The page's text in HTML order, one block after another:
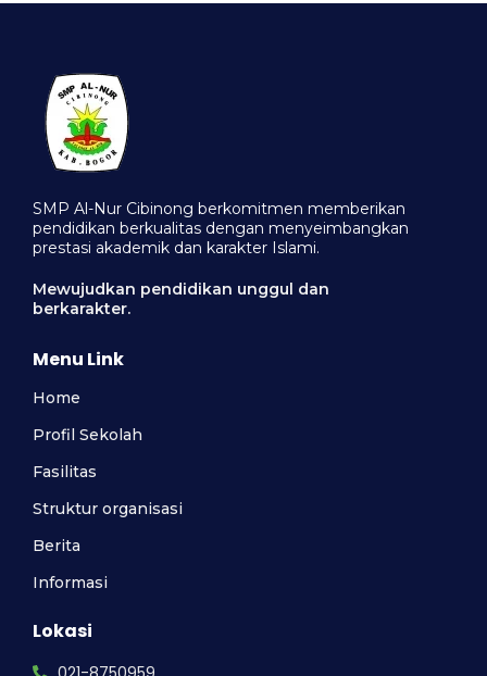
SMP Al-Nur Cibinong berkomitmen memberikan
pendidikan berkualitas dengan menyeimbangkan
prestasi akademik dan karakter Islami.
Mewujudkan pendidikan unggul dan
berkarakter.
Menu Link
Home
Profil Sekolah
Fasilitas
Struktur organisasi
Berita
Informasi
Lokasi